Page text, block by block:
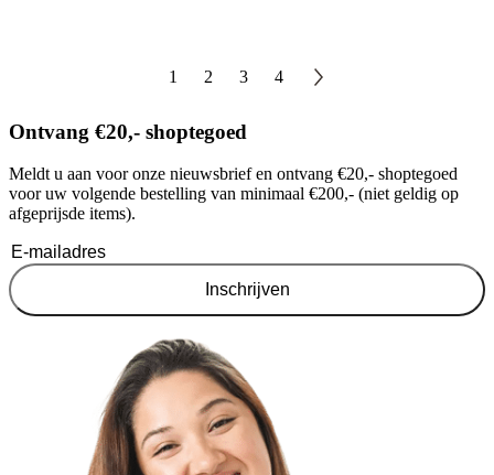
1 2 3 4
Ontvang €20,- shoptegoed
Meldt u aan voor onze nieuwsbrief en ontvang €20,- shoptegoed
voor uw volgende bestelling van minimaal €200,- (niet geldig op
afgeprijsde items).
Inschrijven